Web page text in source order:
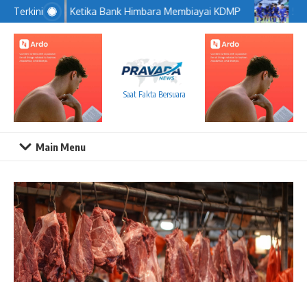
Lewati ke konten
Terkini Ketika Bank Himbara Membiayai KDMP 5
Saat Fakta Bersuara
Main Menu